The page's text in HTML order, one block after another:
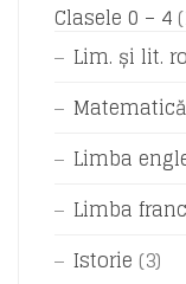
Clasele 0 – 4
Lim. și lit.
Matematică
Limba
Limba
Istorie (3)